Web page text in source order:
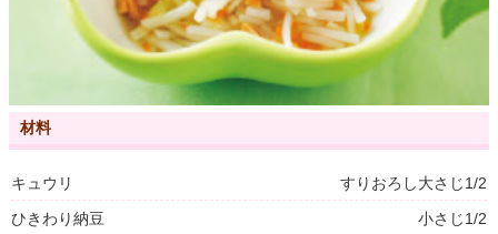
材料
キュウリ
すりおろし大さじ1/2
ひきわり納豆
小さじ1/2